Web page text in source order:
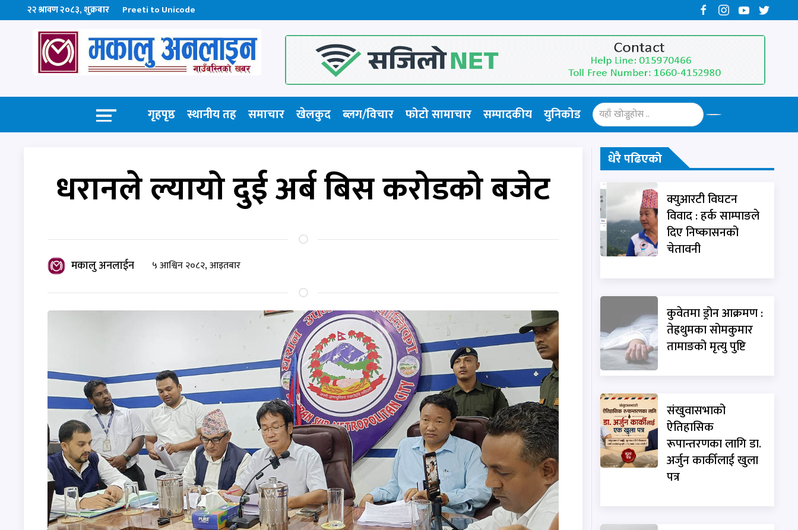
२२ श्रावण २०८३, शुक्रबार Preeti to Unicode
गृहपृष्ठ स्थानीय तह समाचार खेलकुद ब्लग/विचार फोटो सामाचार​ सम्पादकीय युनिकोड
धरानले ल्यायो दुई अर्ब बिस करोडको बजेट
मकालु अनलाईन ५ आश्विन २०८२, आइतबार
धेरै पढिएको
क्युआरटी विघटन
विवाद : हर्क साम्पाङले
दिए निष्कासनको
चेतावनी
कुवेतमा ड्रोन आक्रमण :
तेह्रथुमका सोमकुमार
तामाङको मृत्यु पुष्टि
संखुवासभाको
ऐतिहासिक
रूपान्तरणका लागि डा.
अर्जुन कार्कीलाई खुला
पत्र